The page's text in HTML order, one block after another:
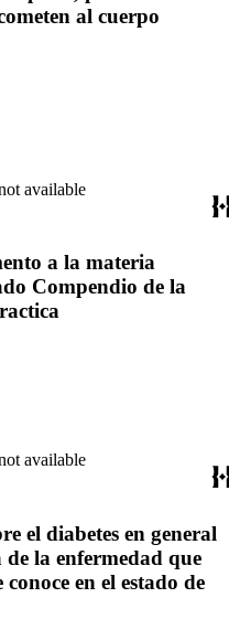
al cuerpo
available
a la materia
Compendio de la
available
el diabetes en general
de la enfermedad que
en el estado de